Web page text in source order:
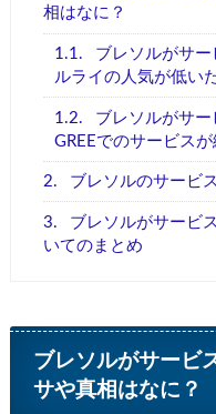
相はなに？
1.1.
ブレソルがサ
ルライの人気が低い
1.2.
ブレソルがサ
GREEでのサービス
2. ブレソルのサービ
3.
ブレソルがサービ
いてのまとめ
ブレソルがサービ
サや真相はなに？